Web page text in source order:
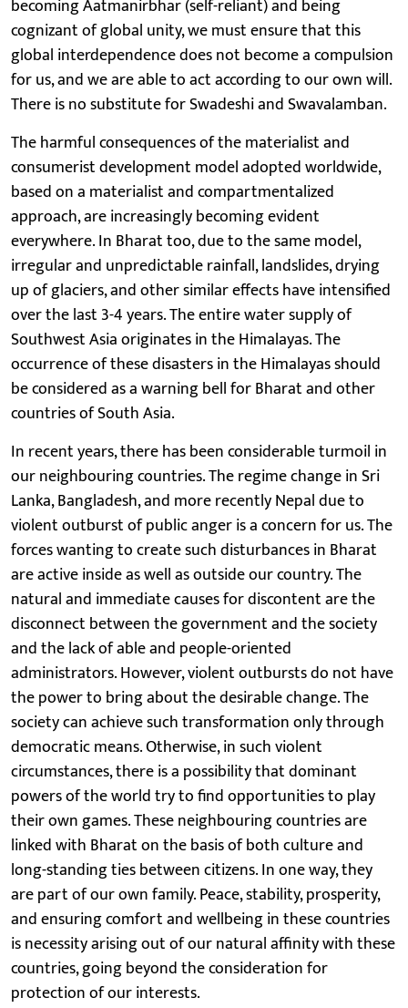
becoming Aatmanirbhar (self-reliant) and being
cognizant of global unity, we must ensure that this
global interdependence does not become a compulsion
for us, and we are able to act according to our own will.
There is no substitute for Swadeshi and Swavalamban.
The harmful consequences of the materialist and
consumerist development model adopted worldwide,
based on a materialist and compartmentalized
approach, are increasingly becoming evident
everywhere. In Bharat too, due to the same model,
irregular and unpredictable rainfall, landslides, drying
up of glaciers, and other similar effects have intensified
over the last 3-4 years. The entire water supply of
Southwest Asia originates in the Himalayas. The
occurrence of these disasters in the Himalayas should
be considered as a warning bell for Bharat and other
countries of South Asia.
In recent years, there has been considerable turmoil in
our neighbouring countries. The regime change in Sri
Lanka, Bangladesh, and more recently Nepal due to
violent outburst of public anger is a concern for us. The
forces wanting to create such disturbances in Bharat
are active inside as well as outside our country. The
natural and immediate causes for discontent are the
disconnect between the government and the society
and the lack of able and people-oriented
administrators. However, violent outbursts do not have
the power to bring about the desirable change. The
society can achieve such transformation only through
democratic means. Otherwise, in such violent
circumstances, there is a possibility that dominant
powers of the world try to find opportunities to play
their own games. These neighbouring countries are
linked with Bharat on the basis of both culture and
long-standing ties between citizens. In one way, they
are part of our own family. Peace, stability, prosperity,
and ensuring comfort and wellbeing in these countries
is necessity arising out of our natural affinity with these
countries, going beyond the consideration for
protection of our interests.